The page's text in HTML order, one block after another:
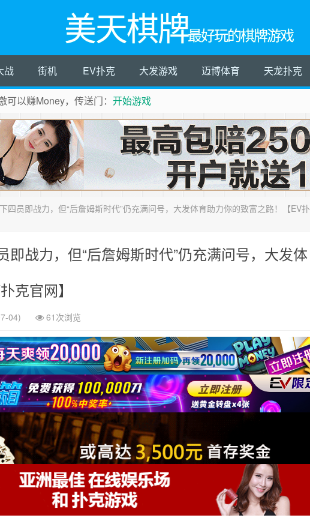
美天棋牌最好玩的棋牌游戏
战 街机 EV扑克 大发游戏 迈博体育 天龙扑克
以赚Money，传送门： 开始游戏
四员即战力，但“后詹姆斯时代”仍充满问号，大发体育助力你的致富之路！【EV扑
战力，但“后詹姆斯时代”仍充满问号，大发体
克官网】
04) 61次浏览